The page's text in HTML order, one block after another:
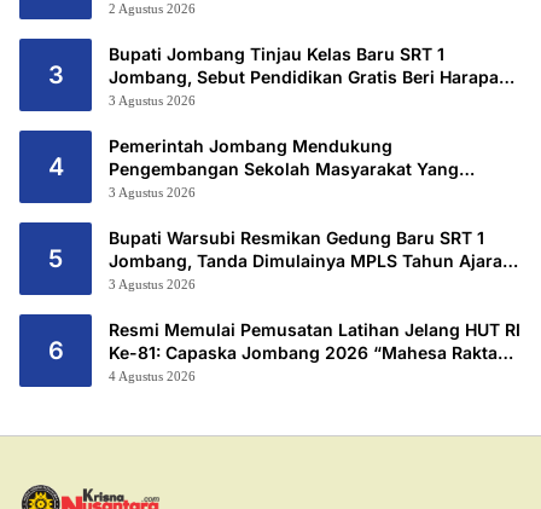
2 Agustus 2026
3
Bupati Jombang Tinjau Kelas Baru SRT 1
Jombang, Sebut Pendidikan Gratis Beri Harapan
Baru
3 Agustus 2026
4
Pemerintah Jombang Mendukung
Pengembangan Sekolah Masyarakat Yang
Kurang Mampu Hingga Hibahkan 6,3 Hektar
3 Agustus 2026
5
Bupati Warsubi Resmikan Gedung Baru SRT 1
Jombang, Tanda Dimulainya MPLS Tahun Ajaran
2026/2027
3 Agustus 2026
6
Resmi Memulai Pemusatan Latihan Jelang HUT RI
Ke-81: Capaska Jombang 2026 “Mahesa Rakta
Garuda Yudha”.
4 Agustus 2026